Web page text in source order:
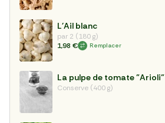
L'Ail blanc
par 2 (180 g)
1,98 €
Remplacer
La pulpe de tomate "Arioli"
Conserve (400 g)